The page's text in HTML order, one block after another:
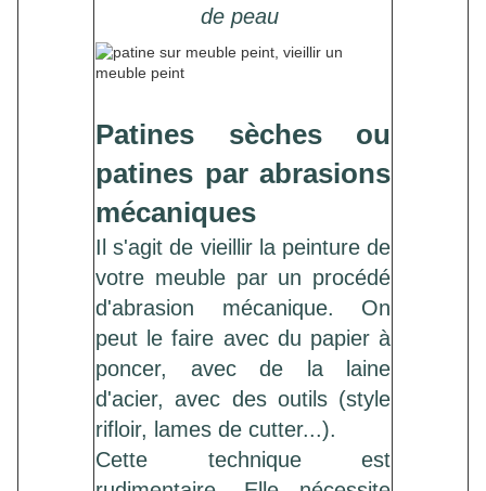
de peau
Patines sèches ou
patines par abrasions
mécaniques
Il s'agit de vieillir la peinture de
votre meuble par un procédé
d'abrasion mécanique. On
peut le faire avec du papier à
poncer, avec de la laine
d'acier, avec des outils (style
rifloir, lames de cutter...).
Cette technique est